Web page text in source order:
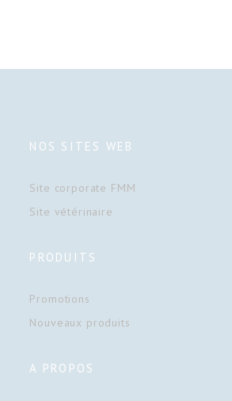
NOS SITES WEB
Site corporate FMM
Site vétérinaire
PRODUITS
Promotions
Nouveaux produits
A PROPOS